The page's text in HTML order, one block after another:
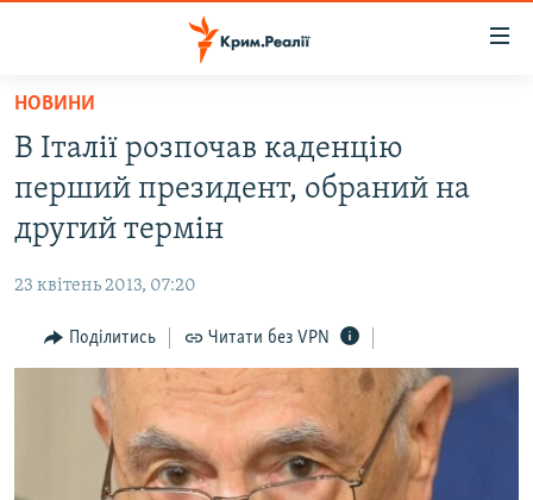
Перейти
основного
матеріалу
Перейти
до
основної
Перейти
до
ВОДА.КРИМ
ВІДЕО ТА ФОТО
БЛОГИ
ПОГЛЯД
ІНТЕРВ'Ю
ВСЕ ЗА ДЕНЬ
СПЕЦПРОЕКТИ
НОВИНИ
В Італії розпочав каденцію
перший президент, обраний на
другий термін
23 квітень 2013, 07:20
Поділитись Читати без VPN